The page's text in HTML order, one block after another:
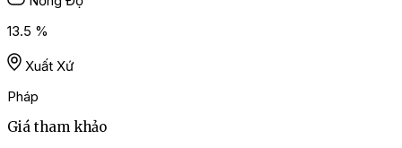
13.5 %
Xuất Xứ
Pháp
Giá tham khảo